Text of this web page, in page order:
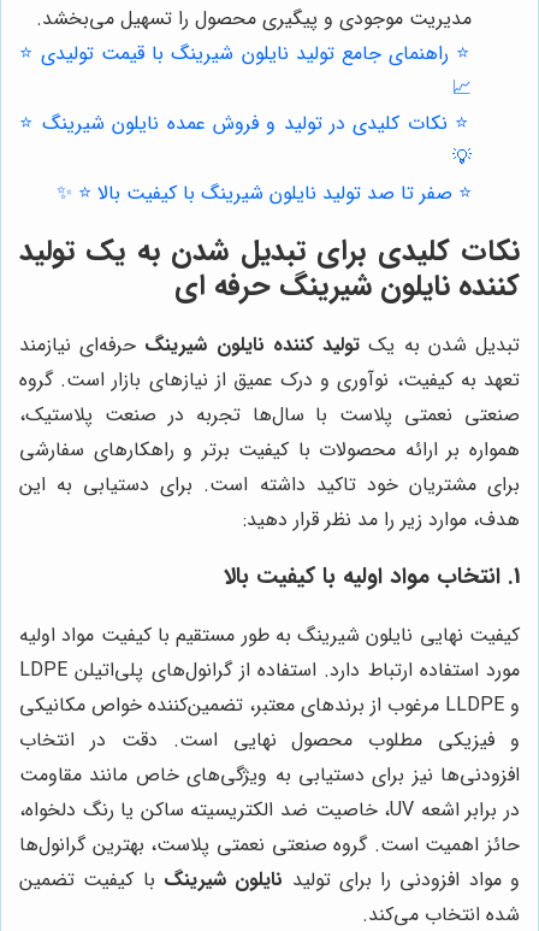
مدیریت موجودی و پیگیری محصول را تسهیل می‌بخشد.
⭐️ راهنمای جامع تولید نایلون شیرینگ با قیمت تولیدی ⭐️
📈
⭐️ نکات کلیدی در تولید و فروش عمده نایلون شیرینگ ⭐️
💡
⭐️ صفر تا صد تولید نایلون شیرینگ با کیفیت بالا ⭐️ ✨
نکات کلیدی برای تبدیل شدن به یک تولید
کننده نایلون شیرینگ حرفه ای
تبدیل شدن به یک تولید کننده نایلون شیرینگ حرفه‌ای نیازمند
تعهد به کیفیت، نوآوری و درک عمیق از نیازهای بازار است. گروه
صنعتی نعمتی پلاست با سال‌ها تجربه در صنعت پلاستیک،
همواره بر ارائه محصولات با کیفیت برتر و راهکارهای سفارشی
برای مشتریان خود تاکید داشته است. برای دستیابی به این
هدف، موارد زیر را مد نظر قرار دهید:
1. انتخاب مواد اولیه با کیفیت بالا
کیفیت نهایی نایلون شیرینگ به طور مستقیم با کیفیت مواد اولیه
مورد استفاده ارتباط دارد. استفاده از گرانول‌های پلی‌اتیلن LDPE
و LLDPE مرغوب از برندهای معتبر، تضمین‌کننده خواص مکانیکی
و فیزیکی مطلوب محصول نهایی است. دقت در انتخاب
افزودنی‌ها نیز برای دستیابی به ویژگی‌های خاص مانند مقاومت
در برابر اشعه UV، خاصیت ضد الکتریسیته ساکن یا رنگ دلخواه،
حائز اهمیت است. گروه صنعتی نعمتی پلاست، بهترین گرانول‌ها
و مواد افزودنی را برای تولید نایلون شیرینگ با کیفیت تضمین
شده انتخاب می‌کند.